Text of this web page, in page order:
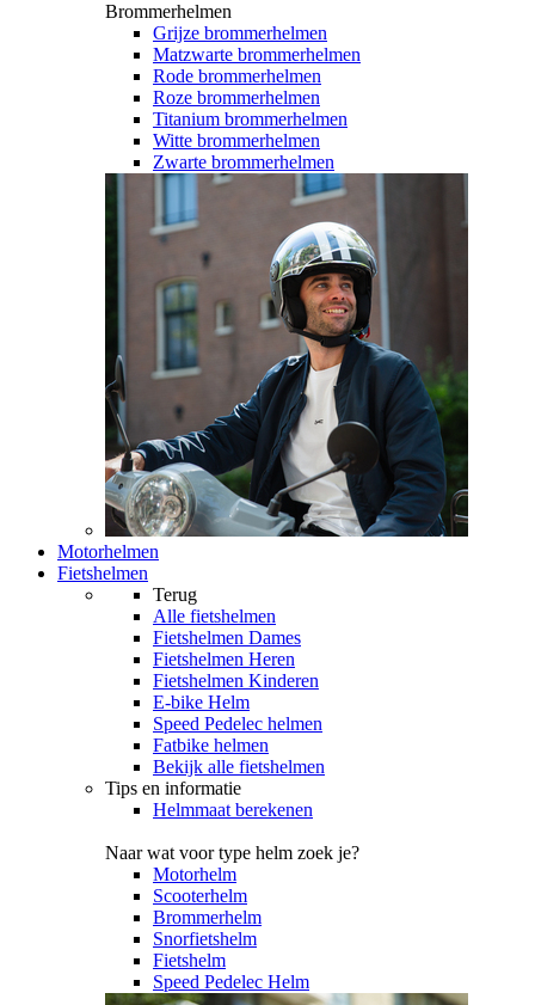
Brommerhelmen
Grijze brommerhelmen
Matzwarte brommerhelmen
Rode brommerhelmen
Roze brommerhelmen
Titanium brommerhelmen
Witte brommerhelmen
Zwarte brommerhelmen
Motorhelmen
Fietshelmen
Terug
Alle fietshelmen
Fietshelmen Dames
Fietshelmen Heren
Fietshelmen Kinderen
E-bike Helm
Speed Pedelec helmen
Fatbike helmen
Bekijk alle fietshelmen
Tips en informatie
Helmmaat berekenen
Naar wat voor type helm zoek je?
Motorhelm
Scooterhelm
Brommerhelm
Snorfietshelm
Fietshelm
Speed Pedelec Helm